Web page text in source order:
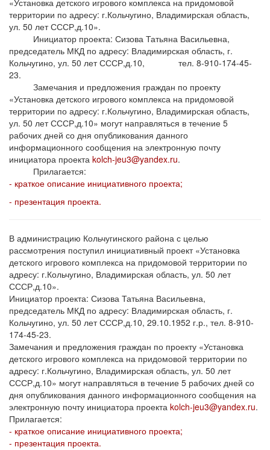
«Установка детского игрового комплекса на придомовой
территории по адресу: г.Кольчугино, Владимирская область,
ул. 50 лет СССР,д.10».
Инициатор проекта: Сизова Татьяна Васильевна,
председатель МКД по адресу: Владимирская область, г.
Кольчугино, ул. 50 лет СССР,д.10, тел. 8-910-174-45-
23.
Замечания и предложения граждан по проекту
«Установка детского игрового комплекса на придомовой
территории по адресу: г.Кольчугино, Владимирская область,
ул. 50 лет СССР,д.10» могут направляться в течение 5
рабочих дней со дня опубликования данного
информационного сообщения на электронную почту
инициатора проекта kolch-jeu3@yandex.ru.
Прилагается:
- краткое описание инициативного проекта;
- презентация проекта.
В администрацию Кольчугинского района с целью
рассмотрения поступил инициативный проект «Установка
детского игрового комплекса на придомовой территории по
адресу: г.Кольчугино, Владимирская область, ул. 50 лет
СССР,д.10».
Инициатор проекта: Сизова Татьяна Васильевна,
председатель МКД по адресу: Владимирская область, г.
Кольчугино, ул. 50 лет СССР,д.10, 29.10.1952 г.р., тел. 8-910-
174-45-23.
Замечания и предложения граждан по проекту «Установка
детского игрового комплекса на придомовой территории по
адресу: г.Кольчугино, Владимирская область, ул. 50 лет
СССР,д.10» могут направляться в течение 5 рабочих дней со
дня опубликования данного информационного сообщения на
электронную почту инициатора проекта kolch-jeu3@yandex.ru.
Прилагается:
- краткое описание инициативного проекта;
- презентация проекта.